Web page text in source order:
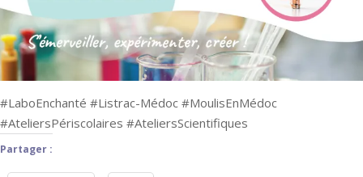
#LaboEnchanté #Listrac-Médoc #MoulisEnMédoc
#AteliersPériscolaires #AteliersScientifiques
Partager :